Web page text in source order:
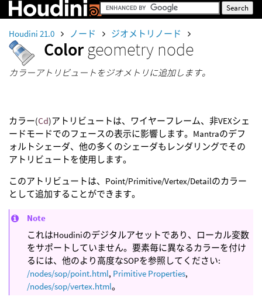
Houdini 21.0 ノード ジオメトリノード
Colorgeometry node
カラーアトリビュートをジオメトリに追加します。
カラー(Cd)アトリビュートは、ワイヤーフレーム、非VEXシェ
ードモードでのフェースの表示に影響します。Mantraのデフ
ォルトシェーダ、他の多くのシェーダもレンダリングでその
アトリビュートを使用します。
このアトリビュートは、Point/Primitive/Vertex/Detailのカラー
として追加することができます。
Note
これはHoudiniのデジタルアセットであり、ローカル変数
をサポートしていません。要素毎に異なるカラーを付け
るには、他のより高度なSOPを参照してください:
/nodes/sop/point.html, Primitive Properties,
/nodes/sop/vertex.html。